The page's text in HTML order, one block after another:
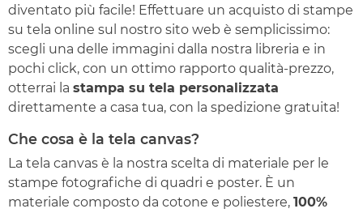
diventato più facile! Effettuare un acquisto di stampe
su tela online sul nostro sito web è semplicissimo:
scegli una delle immagini dalla nostra libreria e in
pochi click, con un ottimo rapporto qualità-prezzo,
otterrai la stampa su tela personalizzata
direttamente a casa tua, con la spedizione gratuita!
Che cosa è la tela canvas?
La tela canvas è la nostra scelta di materiale per le
stampe fotografiche di quadri e poster. È un
materiale composto da cotone e poliestere, 100%